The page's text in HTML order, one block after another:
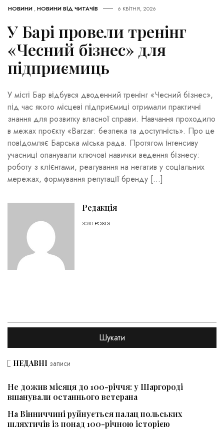
НОВИНИ ,НОВИНИ ВІД ЧИТАЧІВ 6 КВІТНЯ, 2026
У Барі провели тренінг
«Чесний бізнес» для
підприємиць
У місті Бар відбувся дводенний тренінг «Чесний бізнес»,
під час якого місцеві підприємиці отримали практичні
знання для розвитку власної справи. Навчання проходило
в межах проєкту «Barzar: безпека та доступність». Про це
повідомляє Барська міська рада. Протягом інтенсиву
учасниці опанували ключові навички ведення бізнесу:
роботу з клієнтами, реагування на негатив у соціальних
мережах, формування репутації бренду […]
Редакція
3030 POSTS
НЕДАВНІ записи
Не дожив місяця до 100-річчя: у Шаргороді
вшанували останнього ветерана
На Вінниччині руйнується палац польських
шляхтичів із понад 100-річною історією